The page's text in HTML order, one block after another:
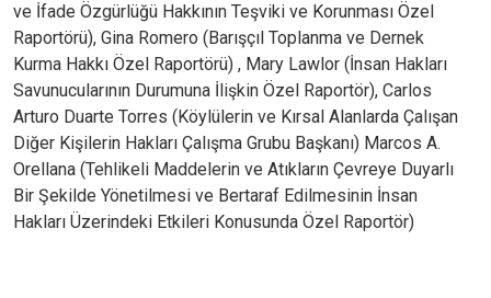
ve İfade Özgürlüğü Hakkının Teşviki ve Korunması Özel
Raportörü), Gina Romero (Barışçıl Toplanma ve Dernek
Kurma Hakkı Özel Raportörü) , Mary Lawlor (İnsan Hakları
Savunucularının Durumuna İlişkin Özel Raportör), Carlos
Arturo Duarte Torres (Köylülerin ve Kırsal Alanlarda Çalışan
Diğer Kişilerin Hakları Çalışma Grubu Başkanı) Marcos A.
Orellana (Tehlikeli Maddelerin ve Atıkların Çevreye Duyarlı
Bir Şekilde Yönetilmesi ve Bertaraf Edilmesinin İnsan
Hakları Üzerindeki Etkileri Konusunda Özel Raportör)